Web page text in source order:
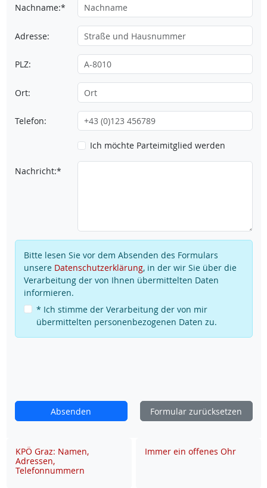
Nachname:*
Adresse:
PLZ:
Ort:
Telefon:
Ich möchte Parteimitglied werden
Nachricht:*
Bitte lesen Sie vor dem Absenden des Formulars
unsere Datenschutzerklärung, in der wir Sie über die
Verarbeitung der von Ihnen übermittelten Daten
informieren.
* Ich stimme der Verarbeitung der von mir
übermittelten personenbezogenen Daten zu.
Absenden Formular zurücksetzen
KPÖ Graz: Namen,
Adressen,
Telefonnummern
Immer ein offenes Ohr